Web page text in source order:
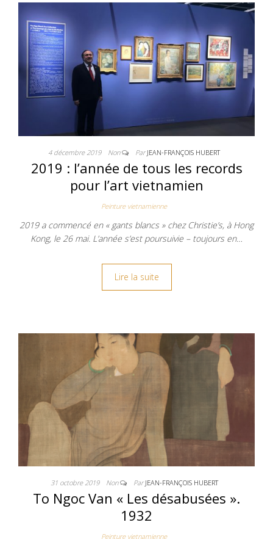
4 décembre 2019 Non ParJEAN-FRANÇOIS HUBERT
2019 : l’année de tous les records
pour l’art vietnamien
Peinture vietnamienne
2019 a commencé en « gants blancs » chez Christie’s, à Hong
Kong, le 26 mai. L’année s’est poursuivie – toujours en…
Lire la suite
31 octobre 2019 Non ParJEAN-FRANÇOIS HUBERT
To Ngoc Van « Les désabusées ».
1932
Peinture vietnamienne